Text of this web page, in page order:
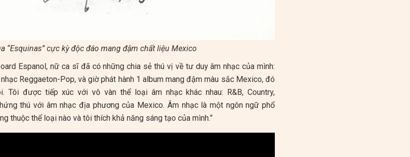
“Esquinas” cực kỳ độc đáo mang đậm chất liệu Mexico
Espanol, nữ ca sĩ đã có những chia sẻ thú vị về tư duy âm nhạc của mình:
Reggaeton-Pop, và giờ phát hành 1 album mang đậm màu sắc Mexico, đó
được tiếp xúc với vô vàn thể loại âm nhạc khác nhau: R&B, Country,
thú với âm nhạc địa phương của Mexico. Âm nhạc là một ngôn ngữ phổ
thuộc thể loại nào và tôi thích khả năng sáng tạo của mình.”